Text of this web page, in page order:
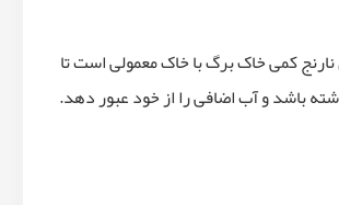
کمی خاک برگ با خاک معمولی است تا
باشد و آب اضافی را از خود عبور دهد.